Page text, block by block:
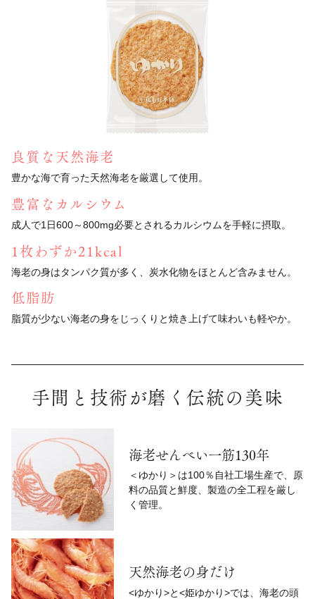
良質な天然海老
豊かな海で育った天然海老を厳選して使用。
豊富なカルシウム
成人で1日600～800mg必要とされるカルシウムを手軽に摂取。
1枚わずか21kcal
海老の身はタンパク質が多く、 炭水化物をほとんど含みません。
低脂肪
脂質が少ない海老の身をじっくりと焼き上げて味わいも軽やか。
手間と技術が磨く伝統の美味
海老せんべい一筋130年
＜ゆかり＞は100％自社工場生産で、原
料の品質と鮮度、製造の全工程を厳し
く管理。
天然海老の身だけ
<ゆかり>と<姫ゆかり>では、海老の頭